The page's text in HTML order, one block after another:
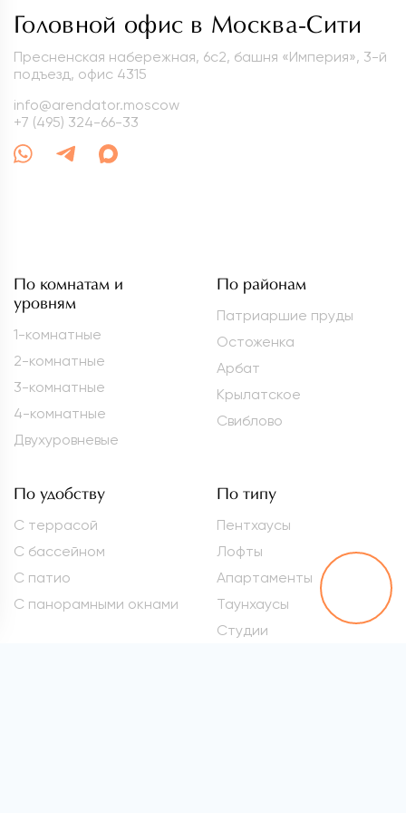
Головной офис в Москва-Сити
Пресненская набережная, 6с2, башня «Империя», 3-й
подъезд, офис 4315
info@arendator.moscow
+7 (495) 324-66-33
По комнатам и
уровням
1-комнатные
2-комнатные
3-комнатные
4-комнатные
Двухуровневые
По районам
Патриаршие пруды
Остоженка
Арбат
Крылатское
Свиблово
По удобству
С террасой
С бассейном
С патио
С панорамными окнами
По типу
Пентхаусы
Лофты
Апартаменты
Таунхаусы
Студии